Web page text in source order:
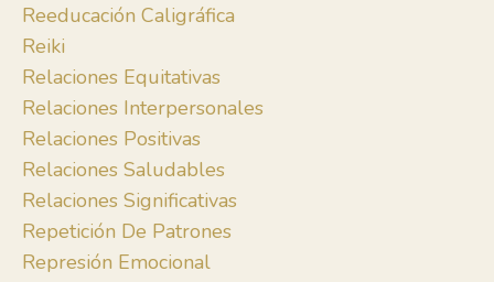
Reeducación Caligráfica
Reiki
Relaciones Equitativas
Relaciones Interpersonales
Relaciones Positivas
Relaciones Saludables
Relaciones Significativas
Repetición De Patrones
Represión Emocional